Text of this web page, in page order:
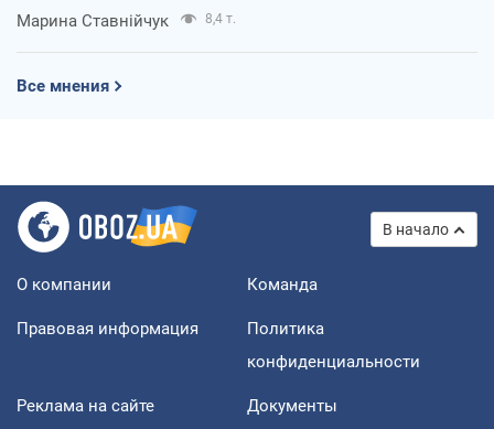
Марина Ставнійчук 8,4 т.
Все мнения
В начало
О компании Команда
Правовая информация
Политика
конфиденциальности
Реклама на сайте Документы